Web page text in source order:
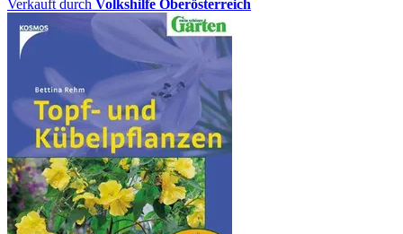
Verkauft durch Volkshilfe Oberösterreich